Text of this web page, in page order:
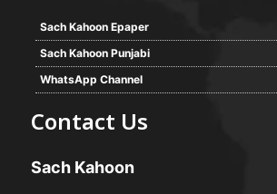
Sach Kahoon Epaper
Sach Kahoon Punjabi
WhatsApp Channel
Contact Us
Sach Kahoon